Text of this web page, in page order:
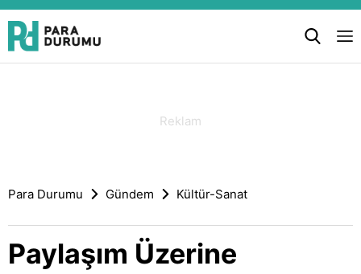
Para Durumu Gündem Kültür-Sanat
Paylaşım Üzerine